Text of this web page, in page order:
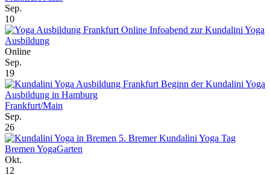
Sep.
10
Online Infoabend zur Kundalini Yoga
Ausbildung
Online
Sep.
19
Beginn der Kundalini Yoga
Ausbildung in Hamburg
Frankfurt/Main
Sep.
26
5. Bremer Kundalini Yoga Tag
Bremen YogaGarten
Okt.
12